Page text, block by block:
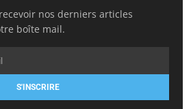
nos derniers articles
boîte mail.
S'INSCRIRE